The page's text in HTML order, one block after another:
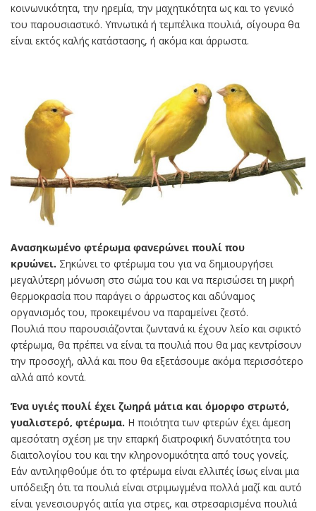
κοινωνικότητα, την ηρεμία, την μαχητικότητα ως και το γενικό
του παρουσιαστικό. Υπνωτικά ή τεμπέλικα πουλιά, σίγουρα θα
είναι εκτός καλής κατάστασης, ή ακόμα και άρρωστα.
Ανασηκωμένο φτέρωμα φανερώνει πουλί που
κρυώνει. Σηκώνει το φτέρωμα του για να δημιουργήσει
μεγαλύτερη μόνωση στο σώμα του και να περισώσει τη μικρή
θερμοκρασία που παράγει ο άρρωστος και αδύναμος
οργανισμός του, προκειμένου να παραμείνει ζεστό.
Πουλιά που παρουσιάζονται ζωντανά κι έχουν λείο και σφικτό
φτέρωμα, θα πρέπει να είναι τα πουλιά που θα μας κεντρίσουν
την προσοχή, αλλά και που θα εξετάσουμε ακόμα περισσότερο
αλλά από κοντά.
Ένα υγιές πουλί έχει ζωηρά μάτια και όμορφο στρωτό,
γυαλιστερό, φτέρωμα. Η ποιότητα των φτερών έχει άμεση
αμεσότατη σχέση με την επαρκή διατροφική δυνατότητα του
διαιτολογίου του και την κληρονομικότητα από τους γονείς.
Εάν αντιληφθούμε ότι το φτέρωμα είναι ελλιπές ίσως είναι μια
υπόδειξη ότι τα πουλιά είναι στριμωγμένα πολλά μαζί και αυτό
είναι γενεσιουργός αιτία για στρες, και στρεσαρισμένα πουλιά